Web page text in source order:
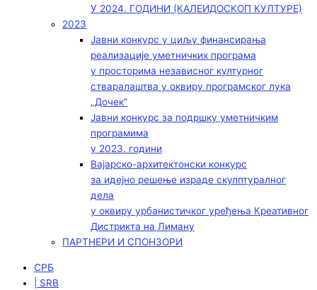
У 2024. ГОДИНИ (КАЛЕИДОСКОП КУЛТУРЕ)
2023
Јавни конкурс у циљу финансирања
реализације уметничких програма
у просторима независног културног
стваралаштва у оквиру програмског лука
„Дочек”
Јавни конкурс за подршку уметничким
програмима
у 2023. години
Вајарско-архитектонски конкурс
за идејно решење израде скулптуралног
дела
у оквиру урбанистичког уређења Креативног
Дистрикта на Лиману
ПАРТНЕРИ И СПОНЗОРИ
СРБ
| SRB